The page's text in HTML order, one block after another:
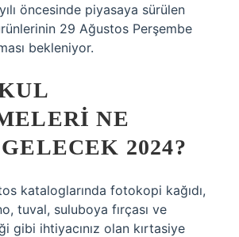
öncesinde piyasaya sürülen
29 Ağustos Perşembe
bekleniyor.
NE
2024?
kataloglarında fotokopi kağıdı,
tuval, suluboya fırçası ve
gibi ihtiyacınız olan kırtasiye